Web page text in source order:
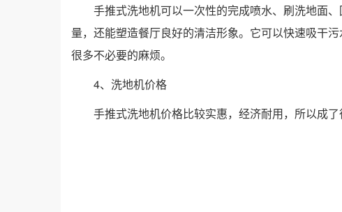
手推式洗地机可以一次性的完成喷水、刷洗地面
量，还能塑造餐厅良好的清洁形象。它可以快速吸干
很多不必要的麻烦。
4、洗地机价格
手推式洗地机价格比较实惠，经济耐用，所以成了